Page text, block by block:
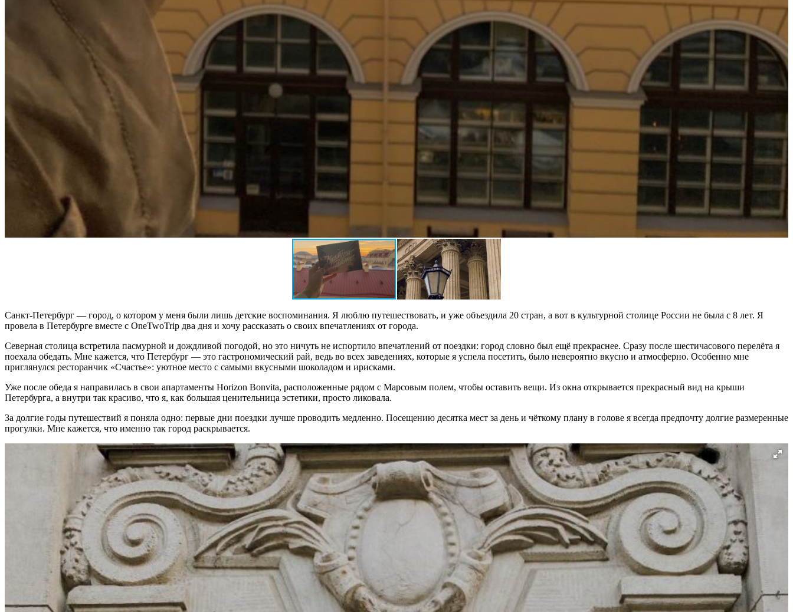
Санкт-Петербург — город, о котором у меня были лишь детские воспоминания. Я люблю путешествовать, и уже объездила 20 стран, а вот в культурной столице России не была с 8 лет. Я
провела в Петербурге вместе с OneTwoTrip два дня и хочу рассказать о своих впечатлениях от города.
Северная столица встретила пасмурной и дождливой погодой, но это ничуть не испортило впечатлений от поездки: город словно был ещё прекраснее. Сразу после шестичасового перелёта я
поехала обедать. Мне кажется, что Петербург — это гастрономический рай, ведь во всех заведениях, которые я успела посетить, было невероятно вкусно и атмосферно. Особенно мне
приглянулся ресторанчик «Счастье»: уютное место с самыми вкусными шоколадом и ирисками.
Уже после обеда я направилась в свои апартаменты Horizon Bonvita, расположенные рядом с Марсовым полем, чтобы оставить вещи. Из окна открывается прекрасный вид на крыши
Петербурга, а внутри так красиво, что я, как большая ценительница эстетики, просто ликовала.
За долгие годы путешествий я поняла одно: первые дни поездки лучше проводить медленно. Посещению десятка мест за день и чёткому плану в голове я всегда предпочту долгие размеренные
прогулки. Мне кажется, что именно так город раскрывается.